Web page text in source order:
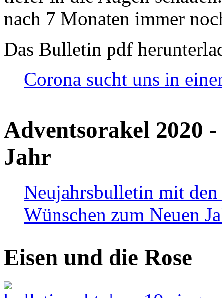
nach 7 Monaten immer
Das Bulletin pdf
Corona sucht uns in
Adventsorakel 2020
Jahr
Neujahrsbulletin mit den
Wünschen zum Neuen
Eisen und die Rose